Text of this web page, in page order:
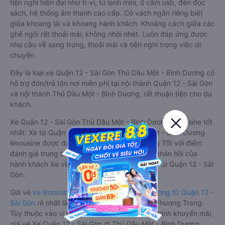
tiện nghi hiện đại như ti-vi, tủ lạnh mini, ổ cắm usb, đèn đọc
sách, hệ thống âm thanh cao cấp. Có vách ngăn riêng biệt
giữa khoang lái và khoang hành khách. Khoảng cách giữa các
ghế ngồi rất thoải mái, không nhồi nhét. Luôn đáp ứng được
nhu cầu về sang trọng, thoải mái và tiện nghi trong việc di
chuyển.
Đây là loại xe Quận 12 - Sài Gòn Thủ Dầu Một - Bình Dương có
hỗ trợ đón/trả tận nơi miễn phí tại nội thành Quận 12 - Sài Gòn
và nội thành Thủ Dầu Một - Bình Dương, rất thuận tiện cho du
khách.
Xe Quận 12 - Sài Gòn Thủ Dầu Một - Bình Dương limousine tốt
nhất: Xe từ Quận 12 - Sài Gòn đi Thủ Dầu Một - Bình Dương
limousine được đánh giá chung có chất lượng Tốt với điểm
đánh giá trung bình từ 4.8/5 dựa trên 3952 phản hồi của
hành khách Xe về Thủ Dầu Một - Bình Dương từ Quận 12 - Sài
Gòn.
Giá vé xe limousine đi Thủ Dầu Một - Bình Dương từ Quận 12 -
Sài Gòn rẻ nhất là 210000VND của hãng xe Phương Trang.
Tùy thuộc vào vị trí ngồi của bạn và chương trình khuyến mãi,